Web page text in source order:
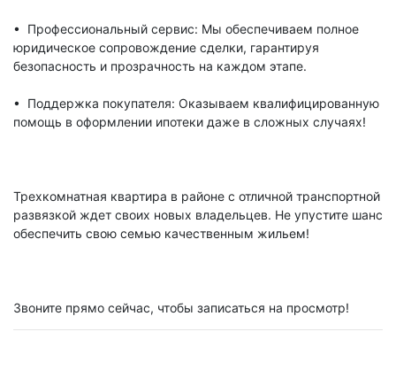
• Профессиональный сервис: Мы обеспечиваем полное
юридическое сопровождение сделки, гарантируя
безопасность и прозрачность на каждом этапе.
• Поддержка покупателя: Оказываем квалифицированную
помощь в оформлении ипотеки даже в сложных случаях!
Трехкомнатная квартира в районе с отличной транспортной
развязкой ждет своих новых владельцев. Не упустите шанс
обеспечить свою семью качественным жильем!
Звоните прямо сейчас, чтобы записаться на просмотр!